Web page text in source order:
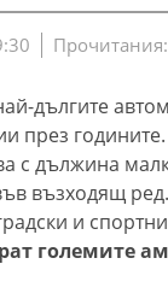
дългите
през годините.
с дължина
възходящ
и
големите